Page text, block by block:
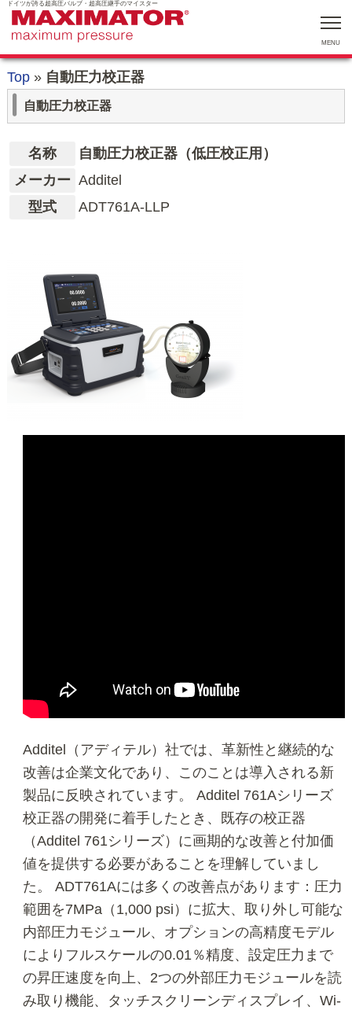
ドイツが誇る超高圧バルブ・超高圧継手のマイスター
MENU
Top» 自動圧力校正器
自動圧力校正器
名称
自動圧力校正器（低圧校正用）
メーカー Additel
型式
ADT761A-LLP
Additel（アディテル）社では、革新性と継続的な
改善は企業文化であり、このことは導入される新
製品に反映されています。 Additel 761Aシリーズ
校正器の開発に着手したとき、既存の校正器
（Additel 761シリーズ）に画期的な改善と付加価
値を提供する必要があることを理解していまし
た。 ADT761Aには多くの改善点があります：圧力
範囲を7MPa（1,000 psi）に拡大、取り外し可能な
内部圧力モジュール、オプションの高精度モデル
によりフルスケールの0.01％精度、設定圧力まで
の昇圧速度を向上、2つの外部圧力モジュールを読
み取り機能、タッチスクリーンディスプレイ、Wi-